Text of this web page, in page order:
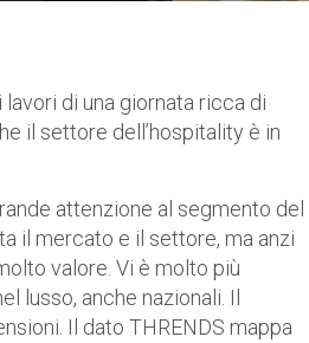
di una giornata ricca di
il settore dell’hospitality è in
attenzione al segmento del
il mercato e il settore, ma anzi
valore. Vi è molto più
lusso, anche nazionali. Il
Il dato THRENDS mappa